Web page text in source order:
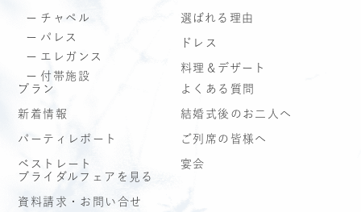
チャペル
パレス
エレガンス
付帯施設
選ばれる理由
ドレス
料理＆デザート
プラン
新着情報
パーティレポート
ベストレート
よくある質問
結婚式後のお二人へ
ご列席の皆様へ
宴会
ブライダルフェアを見る
資料請求・お問い合せ